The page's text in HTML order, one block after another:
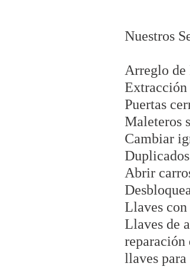
Nuestros
Arreglo de
Extracción
Puertas
Maleteros
Cambiar
Abrir
Llaves
Llaves de
reparación
llaves